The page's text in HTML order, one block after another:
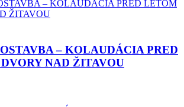
– KOLAUDÁCIA PRED
NAD ŽITAVOU